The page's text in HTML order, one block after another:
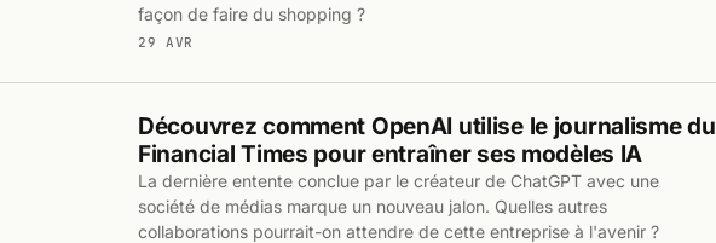
façon de faire du shopping ?
29 AVR
Découvrez comment OpenAI utilise le journalisme du
Financial Times pour entraîner ses modèles IA
La dernière entente conclue par le créateur de ChatGPT avec une
société de médias marque un nouveau jalon. Quelles autres
collaborations pourrait-on attendre de cette entreprise à l'avenir ?